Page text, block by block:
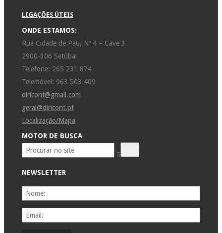
LIGAÇÕES ÚTEIS
ONDE ESTAMOS:
Rua Cidade de Pau, Nº 4 – Cave 3
2900-306 Setúbal
Telefone: 265 231 874
Telemóvel: 963 503 409
diricont@gmail.com
geral@diricont.pt
Localização/Mapa
MOTOR DE BUSCA
NEWSLETTER